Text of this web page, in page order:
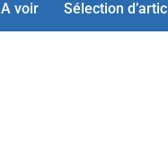
A voir Sélection